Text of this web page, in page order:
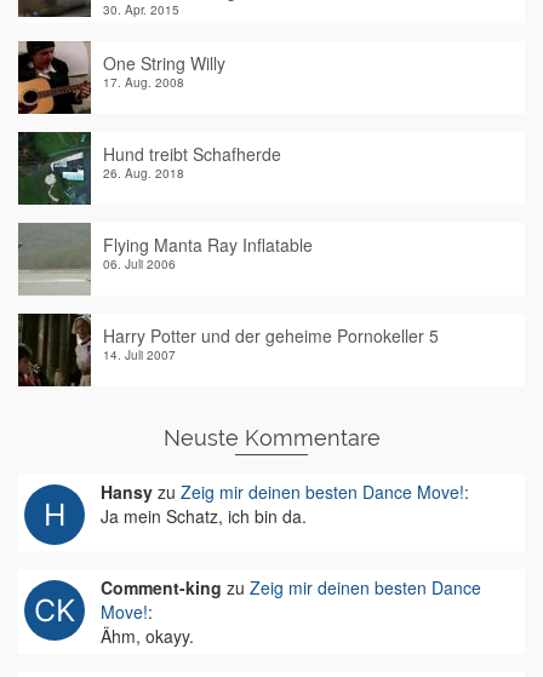
30. Apr. 2015
One String Willy
17. Aug. 2008
Hund treibt Schafherde
26. Aug. 2018
Flying Manta Ray Inflatable
06. Juli 2006
Harry Potter und der geheime Pornokeller 5
14. Juli 2007
Neuste Kommentare
Hansy zu Zeig mir deinen besten Dance Move!:
Ja mein Schatz, ich bin da.
Comment-king zu Zeig mir deinen besten Dance
Move!:
Ähm, okayy.